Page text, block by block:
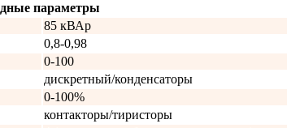
параметры
85 кВАр
0,8-0,98
0-100
дискретный/конденсаторы
0-100%
контакторы/тиристоры